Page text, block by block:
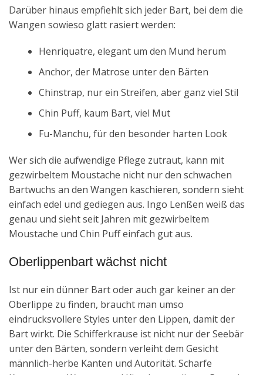
Darüber hinaus empfiehlt sich jeder Bart, bei dem die
Wangen sowieso glatt rasiert werden:
Henriquatre, elegant um den Mund herum
Anchor, der Matrose unter den Bärten
Chinstrap, nur ein Streifen, aber ganz viel Stil
Chin Puff, kaum Bart, viel Mut
Fu-Manchu, für den besonder harten Look
Wer sich die aufwendige Pflege zutraut, kann mit
gezwirbeltem Moustache nicht nur den schwachen
Bartwuchs an den Wangen kaschieren, sondern sieht
einfach edel und gediegen aus. Ingo Lenßen weiß das
genau und sieht seit Jahren mit gezwirbeltem
Moustache und Chin Puff einfach gut aus.
Oberlippenbart wächst nicht
Ist nur ein dünner Bart oder auch gar keiner an der
Oberlippe zu finden, braucht man umso
eindrucksvollere Styles unter den Lippen, damit der
Bart wirkt. Die Schifferkrause ist nicht nur der Seebär
unter den Bärten, sondern verleiht dem Gesicht
männlich-herbe Kanten und Autorität. Scharfe